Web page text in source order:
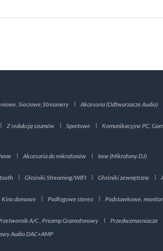
Sieciowe,Streamery Akcesoria (Odtwarzacze Audio)
Z redukcją szumów Sportowe Komunikacyjne PC,
Akcesoria do mikrofonów Inne (Mikrofony DJ)
Głośniki Streaming/WIFI Głośniki zewnętrzne
Kino domowe Podłogowe stereo Podstawkowe,
A/C , Preamp Gramofonowy Przedwzmacniacze
Audio DAC+AMP